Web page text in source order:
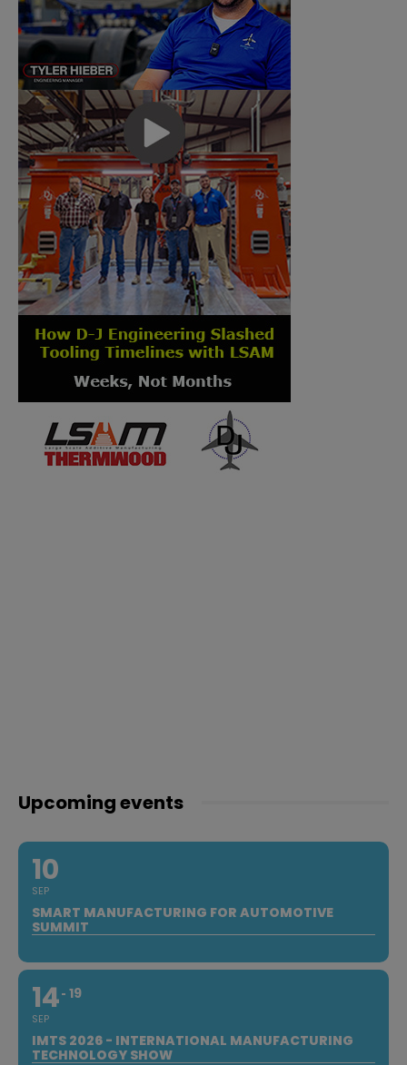
Upcoming events
10
SEP
SMART MANUFACTURING FOR AUTOMOTIVE
SUMMIT
14
SEP
19
IMTS 2026 - INTERNATIONAL MANUFACTURING
TECHNOLOGY SHOW